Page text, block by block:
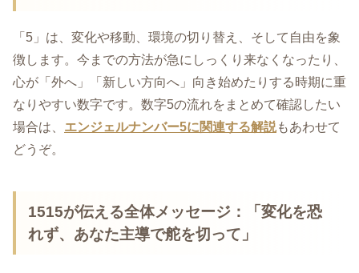
「5」は、変化や移動、環境の切り替え、そして自由を象
徴します。今までの方法が急にしっくり来なくなったり、
心が「外へ」「新しい方向へ」向き始めたりする時期に重
なりやすい数字です。数字5の流れをまとめて確認したい
場合は、 エンジェルナンバー5に関連する解説もあわせて
どうぞ。
1515が伝える全体メッセージ：「変化を恐
れず、あなた主導で舵を切って」